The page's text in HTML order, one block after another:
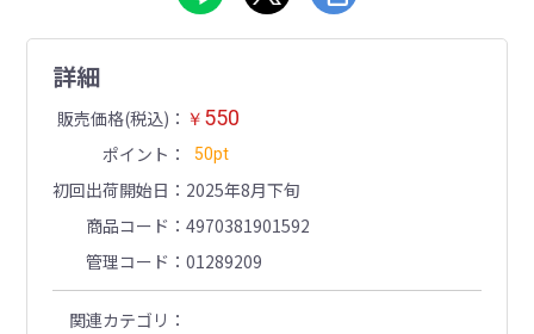
詳細
販売価格(税込) ￥ 550
ポイント 50pt
初回出荷開始日
2025年8月下旬
商品コード
4970381901592
管理コード
01289209
関連カテゴリ